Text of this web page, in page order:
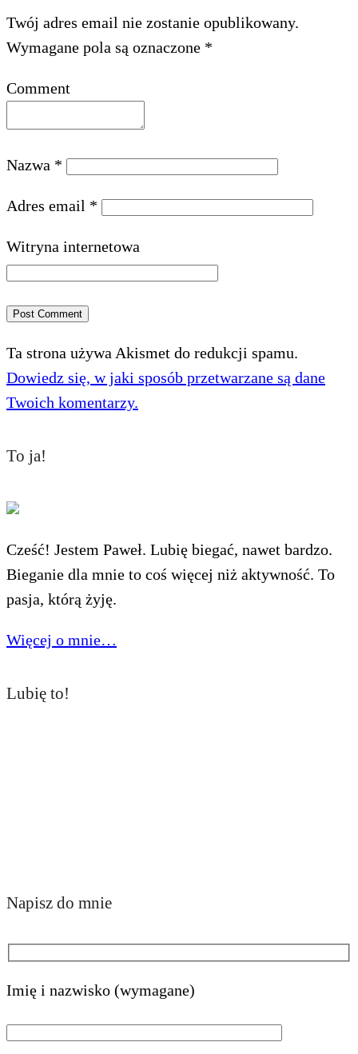
Twój adres email nie zostanie opublikowany.
Wymagane pola są oznaczone *
Comment
Nazwa *
Adres email *
Witryna internetowa
Ta strona używa Akismet do redukcji spamu.
Dowiedz się, w jaki sposób przetwarzane są dane
Twoich komentarzy.
To ja!
Cześć! Jestem Paweł. Lubię biegać, nawet bardzo.
Bieganie dla mnie to coś więcej niż aktywność. To
pasja, którą żyję.
Więcej o mnie…
Lubię to!
Napisz do mnie
Imię i nazwisko (wymagane)